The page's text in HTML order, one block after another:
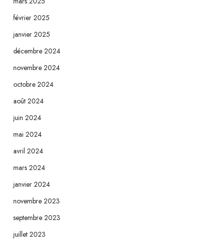
février 2025
janvier 2025
décembre 2024
novembre 2024
octobre 2024
août 2024
juin 2024
mai 2024
avril 2024
mars 2024
janvier 2024
novembre 2023
septembre 2023
juillet 2023